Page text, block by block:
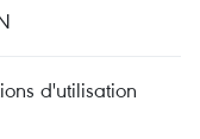
d'utilisation